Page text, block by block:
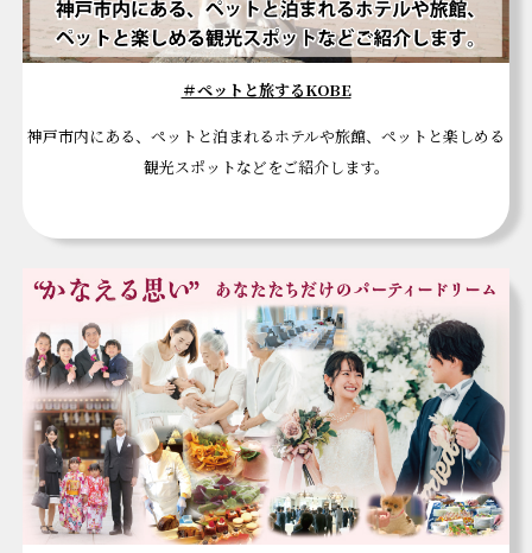
＃ペットと旅するKOBE
神戸市内にある、ペットと泊まれるホテルや旅館、ペットと楽しめる
観光スポットなどをご紹介します。